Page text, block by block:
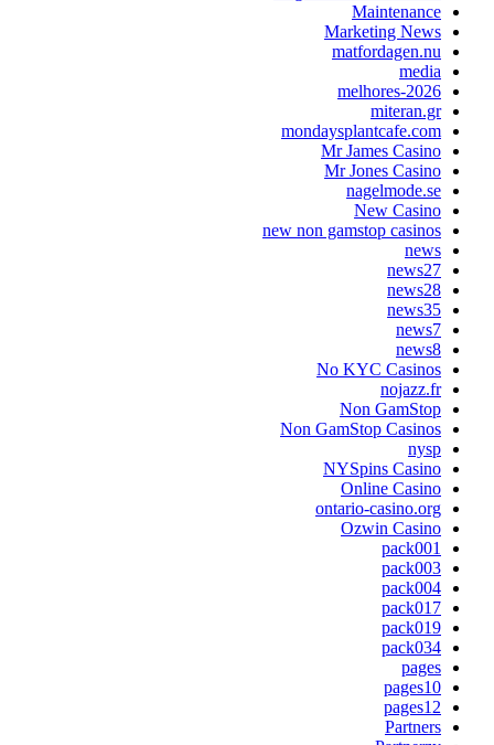
Maintenance
Marketing News
matfordagen.nu
media
melhores-2026
miteran.gr
mondaysplantcafe.com
Mr James Casino
Mr Jones Casino
nagelmode.se
New Casino
new non gamstop casinos
news
news27
news28
news35
news7
news8
No KYC Casinos
nojazz.fr
Non GamStop
Non GamStop Casinos
nysp
NYSpins Casino
Online Casino
ontario-casino.org
Ozwin Casino
pack001
pack003
pack004
pack017
pack019
pack034
pages
pages10
pages12
Partners